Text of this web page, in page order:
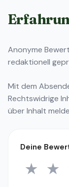
Anonyme
redaktionell
Mit dem
Rechtswidrige
überInhalt
Deine
1
★ 2
★